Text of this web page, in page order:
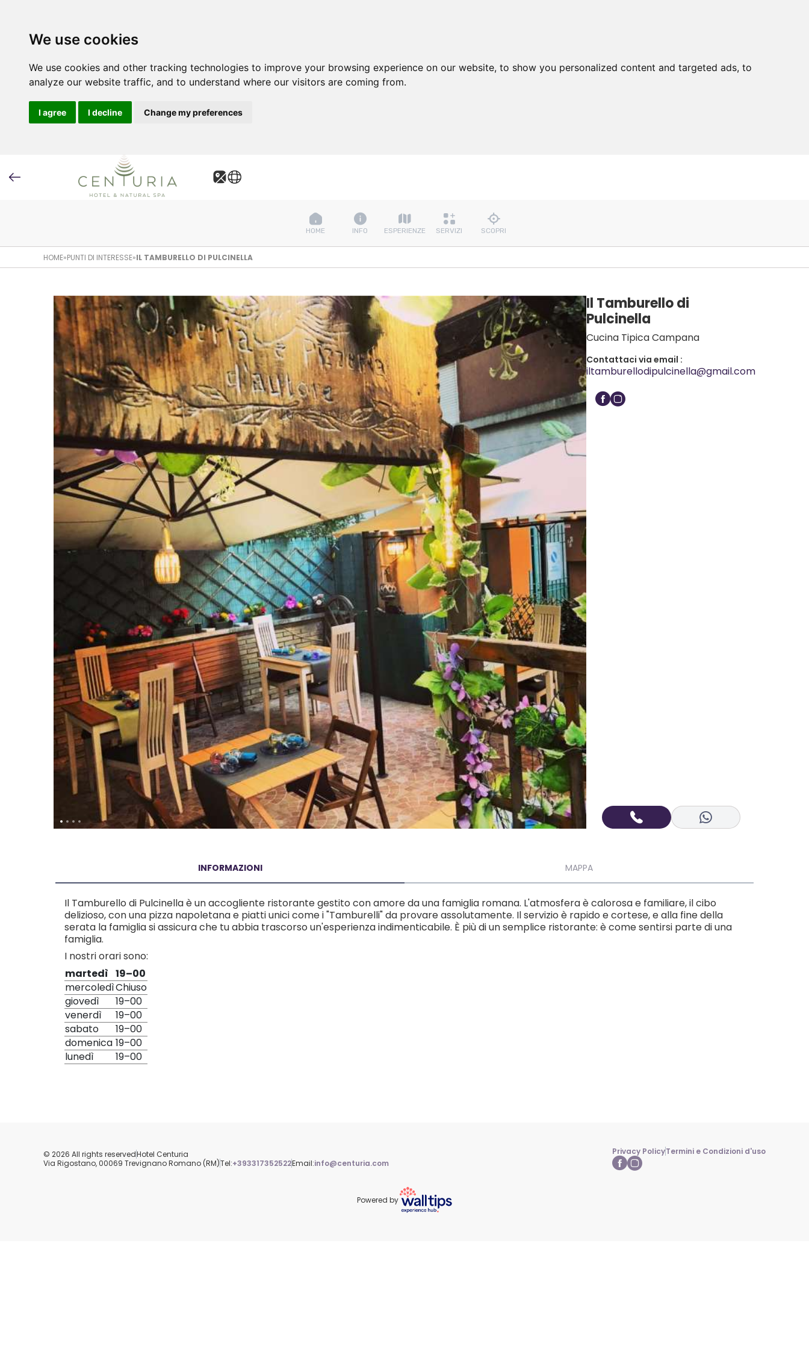
We use cookies
We use cookies and other tracking technologies to improve your browsing experience on our website, to show you personalized content and targeted ads, to
analyze our website traffic, and to understand where our visitors are coming from.
I agree I decline Change my preferences
HOME INFO ESPERIENZE SERVIZI SCOPRI
HOME»PUNTI DI INTERESSE»IL TAMBURELLO DI PULCINELLA
Il Tamburello di
Pulcinella
Cucina Tipica Campana
Contattaci via email :
iltamburellodipulcinella@gmail.com
INFORMAZIONI
Il Tamburello di Pulcinella è un accogliente ristorante gestito con amore da una famiglia romana. L'atmosfera è calorosa e familiare, il cibo
delizioso, con una pizza napoletana e piatti unici come i "Tamburelli" da provare assolutamente. Il servizio è rapido e cortese, e alla fine della
serata la famiglia si assicura che tu abbia trascorso un'esperienza indimenticabile. È più di un semplice ristorante: è come sentirsi parte di una
famiglia.
I nostri orari sono:
martedì 19–00
mercoledìChiuso
giovedì
19–00
venerdì
19–00
sabato
19–00
domenica 19–00
lunedì
19–00
MAPPA
© 2026 All rights reservedHotel Centuria
Via Rigostano, 00069 Trevignano Romano (RM)Tel:+393317352522Email:info@centuria.com
Privacy PolicyTermini e Condizioni d'uso
Powered by